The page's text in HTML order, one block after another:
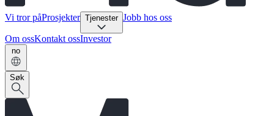
Vi tror påProsjekter Tjenester Jobb hos oss
Om ossKontakt ossInvestor
no
Søk